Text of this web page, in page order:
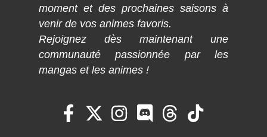
moment et des prochaines saisons à
venir de vos animes favoris.
Rejoignez dès maintenant une
communauté passionnée par les
mangas et les animes !